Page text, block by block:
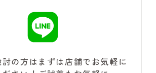
の方はまずは店舗でお気軽に